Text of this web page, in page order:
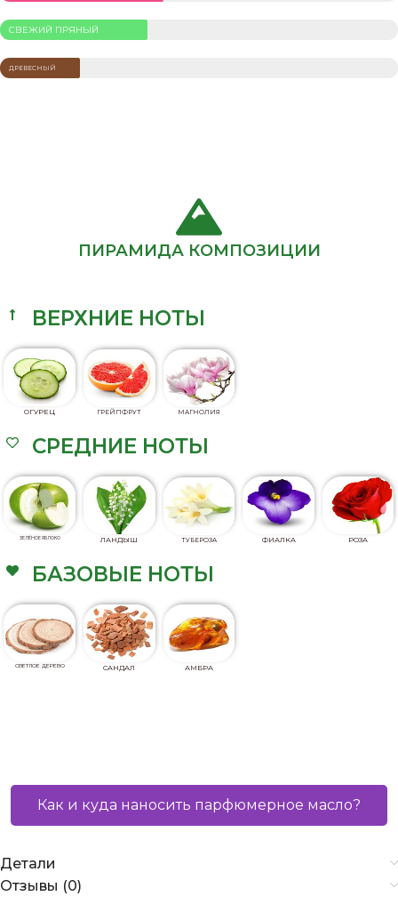
СВЕЖИЙ ПРЯНЫЙ
ДРЕВЕСНЫЙ
ПИРАМИДА КОМПОЗИЦИИ
ВЕРХНИЕ НОТЫ
ОГУРЕЦ ГРЕЙПФРУТ МАГНОЛИЯ
СРЕДНИЕ НОТЫ
ЗЕЛЁНОЕ ЯБЛОКО ЛАНДЫШ ТУБЕРОЗА ФИАЛКА РОЗА
БАЗОВЫЕ НОТЫ
СВЕТЛОЕ ДЕРЕВО САНДАЛ АМБРА
Как и куда наносить парфюмерное масло?
Детали
Отзывы (0)